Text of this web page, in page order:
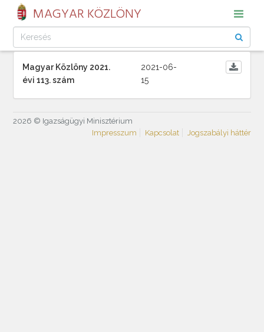
MAGYAR KÖZLÖNY
Magyar Közlöny 2021.
évi 113. szám
2021-06-
15
2026 © Igazságügyi Minisztérium
Impresszum
Kapcsolat Jogszabályi háttér